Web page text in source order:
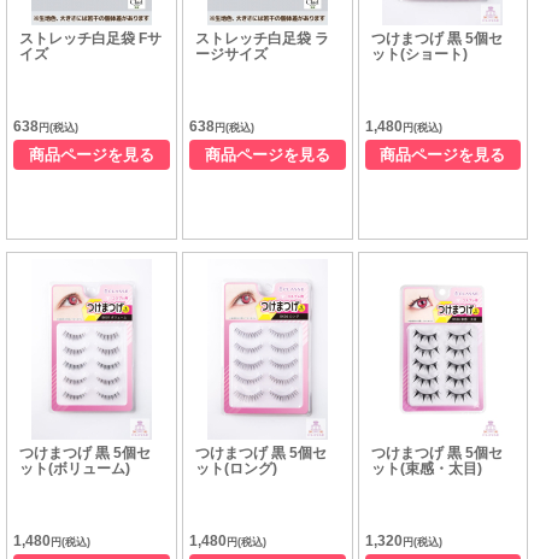
ストレッチ白足袋 Fサ
イズ
638 円(税込)
商品ページを見る
ストレッチ白足袋 ラ
ージサイズ
638円(税込)
商品ページを見る
つけまつげ 黒 5個セ
ット(ショート)
1,480円(税込)
商品ページを見る
つけまつげ 黒 5個セ
ット(ボリューム)
1,480 円(税込)
つけまつげ 黒 5個セ
ット(ロング)
1,480円(税込)
つけまつげ 黒 5個セ
ット(束感・太目)
1,320円(税込)